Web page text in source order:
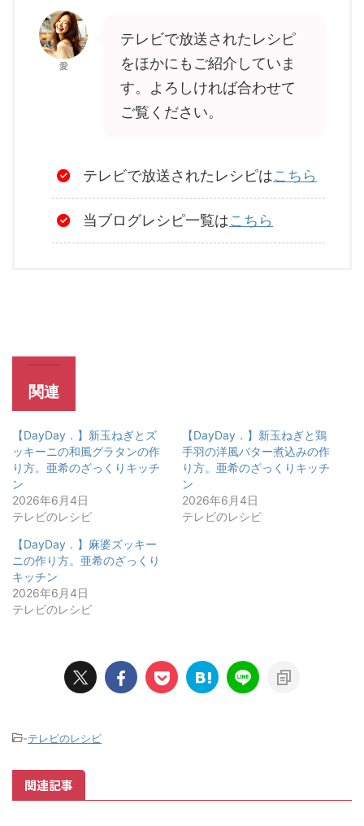
愛
テレビで放送されたレシピ
をほかにもご紹介していま
す。よろしければ合わせて
ご覧ください。
テレビで放送されたレシピはこちら
当ブログレシピ一覧はこちら
関連
【DayDay．】新玉ねぎとズ
ッキーニの和風グラタンの作
り方。亜希のざっくりキッチ
ン
2026年6月4日
テレビのレシピ
【DayDay．】新玉ねぎと鶏
手羽の洋風バター煮込みの作
り方。亜希のざっくりキッチ
ン
2026年6月4日
テレビのレシピ
【DayDay．】麻婆ズッキー
ニの作り方。亜希のざっくり
キッチン
2026年6月4日
テレビのレシピ
-テレビのレシピ
関連記事